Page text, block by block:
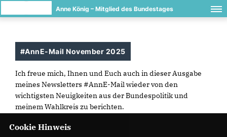
Anne König – Mitglied des Bundestages
#AnnE-Mail November 2025
Ich freue mich, Ihnen und Euch auch in dieser Ausgabe
meines Newsletters #AnnE-Mail wieder von den
wichtigsten Neuigkeiten aus der Bundespolitik und
meinem Wahlkreis zu berichten.
Cookie Hinweis